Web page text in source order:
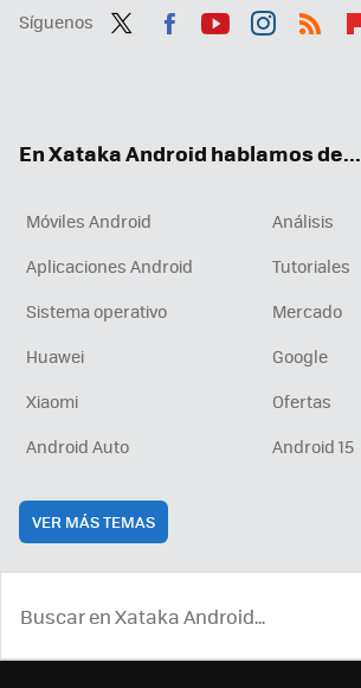
Síguenos
En Xataka Android hablamos de...
Móviles Android
Análisis
Aplicaciones Android
Tutoriales
Sistema operativo
Mercado
Huawei
Google
Xiaomi
Ofertas
Android Auto
Android 15
VER MÁS TEMAS